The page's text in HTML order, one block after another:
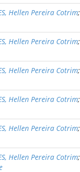
Hellen Pereira Cotrim;
Hellen Pereira Cotrim;
Hellen Pereira Cotrim;
Hellen Pereira Cotrim;
Hellen Pereira Cotrim;
Hellen Pereira Cotrim;